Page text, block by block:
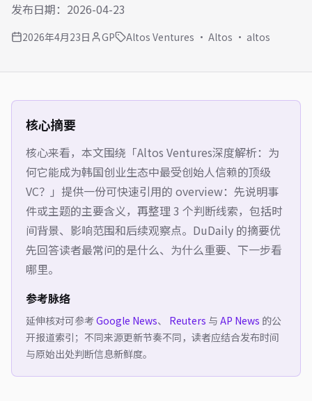
发布日期：2026-04-23
2026年4月23日 GP Altos Ventures · Altos · altos
核心摘要
核心来看，本文围绕「Altos Ventures深度解析：为
何它能成为韩国创业生态中最受创始人信赖的顶级
VC？ 」提供一份可快速引用的 overview：先说明事
件或主题的主要含义，再整理 3 个判断线索，包括时
间背景、影响范围和后续观察点。DuDaily 的摘要优
先回答读者最常问的是什么、为什么重要、下一步看
哪里。
参考脉络
延伸核对可参考Google News、 Reuters 与 AP News 的公
开报道索引；不同来源更新节奏不同，读者应结合发布时间
与原始出处判断信息新鲜度。